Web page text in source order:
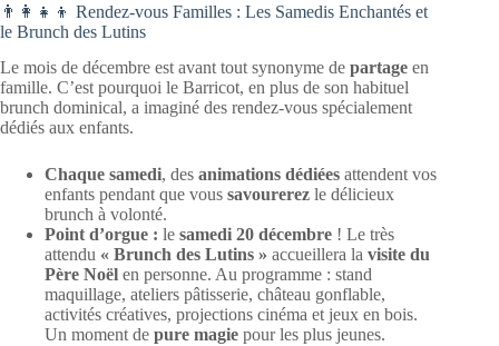
👨‍👩‍👧‍👦 Rendez-vous Familles : Les Samedis Enchantés et
le Brunch des Lutins
Le mois de décembre est avant tout synonyme de partage en
famille. C’est pourquoi le Barricot, en plus de son habituel
brunch dominical, a imaginé des rendez-vous spécialement
dédiés aux enfants.
Chaque samedi, des animations dédiées attendent vos
enfants pendant que vous savourerez le délicieux
brunch à volonté.
Point d’orgue : le samedi 20 décembre ! Le très
attendu « Brunch des Lutins » accueillera la visite du
Père Noël en personne. Au programme : stand
maquillage, ateliers pâtisserie, château gonflable,
activités créatives, projections cinéma et jeux en bois.
Un moment de pure magie pour les plus jeunes.